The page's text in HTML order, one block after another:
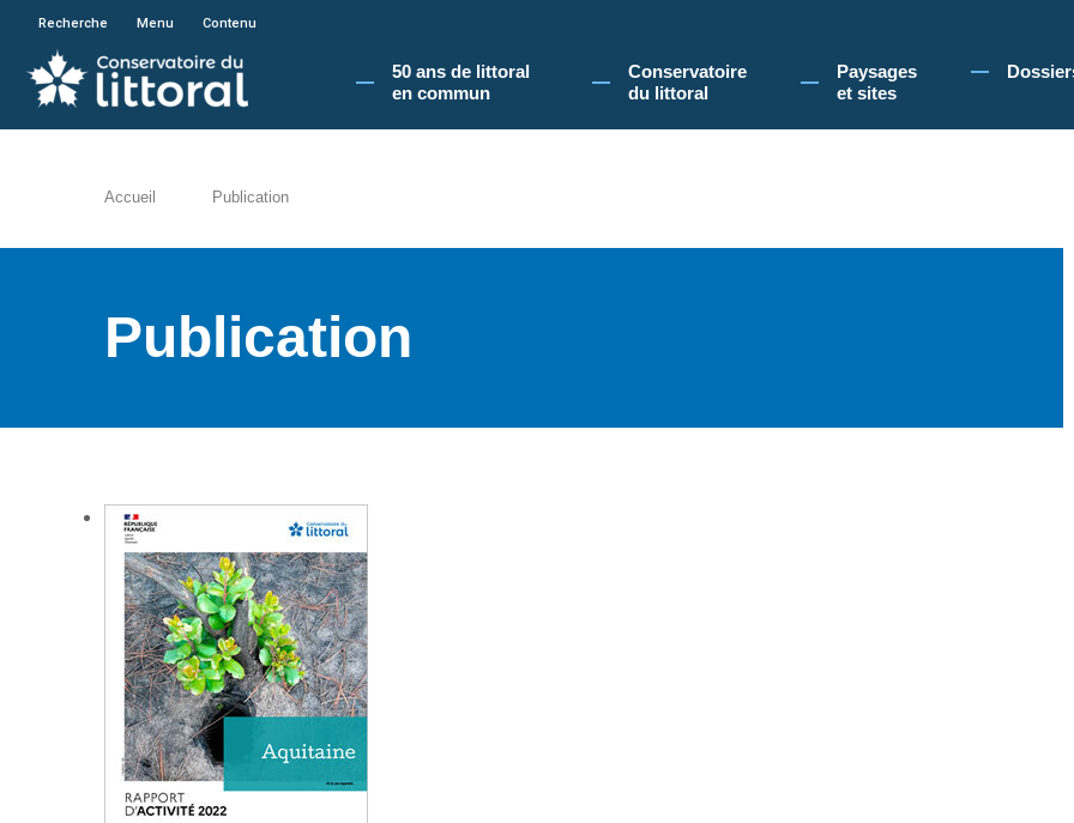
En poursuivant votre navigation sur le site du Conservatoire du littoral, vous acceptez l'utilisation de cookies pour vous
Recherche Menu Contenu
50 ans de littoral
en commun​
Conservatoire
du littoral
Paysages
et sites
Accueil Publication
Publication